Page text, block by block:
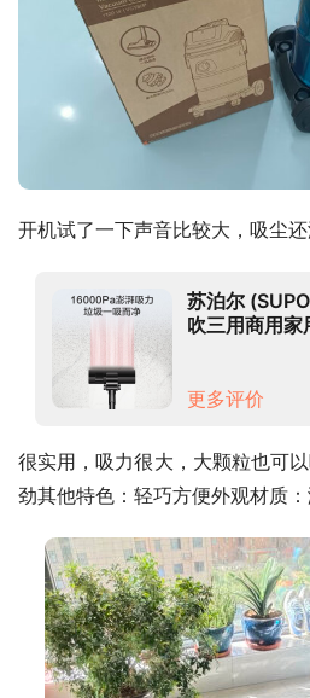
开机试了一下声音比较大，吸尘还
苏泊尔
吹三用商用家
更多评价
很实用，吸力很大，大颗粒也可
劲其他特色：轻巧方便外观材质